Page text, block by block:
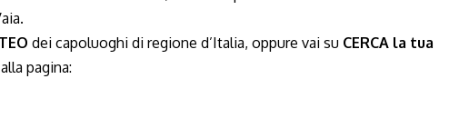
dei capoluoghi di regione d’Italia, oppure vai su CERCA la tua
pagina: